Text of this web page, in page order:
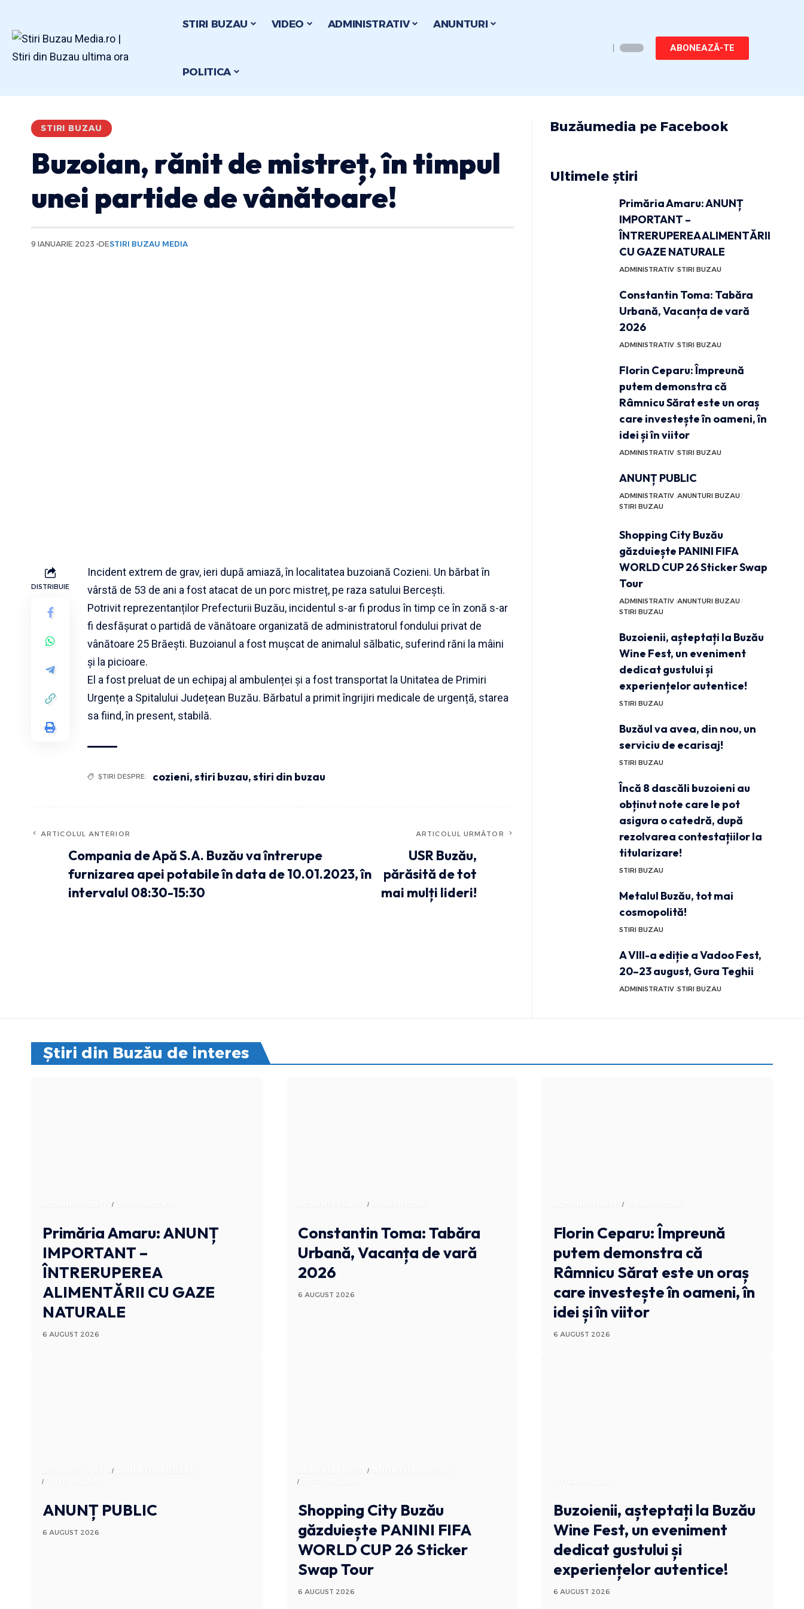
STIRI BUZAU VIDEO ADMINISTRATIV ANUNTURI
POLITICA
ABONEAZĂ-TE
STIRI BUZAU
Buzoian, rănit de mistreț, în timpul
unei partide de vânătoare!
9 IANUARIE 2023 DESTIRI BUZAU MEDIA
DISTRIBUIE
Incident extrem de grav, ieri după amiază, în localitatea buzoiană Cozieni. Un bărbat în
vârstă de 53 de ani a fost atacat de un porc mistreț, pe raza satului Bercești.
Potrivit reprezentanților Prefecturii Buzău, incidentul s-ar fi produs în timp ce în zonă s-ar
fi desfășurat o partidă de vănătoare organizată de administratorul fondului privat de
vânătoare 25 Brăești. Buzoianul a fost mușcat de animalul sălbatic, suferind răni la mâini
și la picioare.
El a fost preluat de un echipaj al ambulenței și a fost transportat la Unitatea de Primiri
Urgențe a Spitalului Județean Buzău. Bărbatul a primit îngrijiri medicale de urgență, starea
sa fiind, în present, stabilă.
ȘTIRI DESPRE: cozieni,stiri buzau,stiri din buzau
ARTICOLUL ANTERIOR
Compania de Apă S.A. Buzău va întrerupe
furnizarea apei potabile în data de 10.01.2023, în
intervalul 08:30-15:30
ARTICOLUL URMĂTOR
USR Buzău,
părăsită de tot
mai mulți lideri!
Buzăumedia pe Facebook
Ultimele știri
Primăria Amaru: ANUNȚ
IMPORTANT –
ÎNTRERUPEREA ALIMENTĂRII
CU GAZE NATURALE
ADMINISTRATIV STIRI BUZAU
Constantin Toma: Tabăra
Urbană, Vacanța de vară
2026
ADMINISTRATIV STIRI BUZAU
Florin Ceparu: Împreună
putem demonstra că
Râmnicu Sărat este un oraș
care investește în oameni, în
idei și în viitor
ADMINISTRATIV STIRI BUZAU
ANUNȚ PUBLIC
ADMINISTRATIV ANUNTURI BUZAU
STIRI BUZAU
Shopping City Buzău
găzduiește PANINI FIFA
WORLD CUP 26 Sticker Swap
Tour
ADMINISTRATIV ANUNTURI BUZAU
STIRI BUZAU
Buzoienii, așteptați la Buzău
Wine Fest, un eveniment
dedicat gustului și
experiențelor autentice!
STIRI BUZAU
Buzăul va avea, din nou, un
serviciu de ecarisaj!
STIRI BUZAU
Încă 8 dascăli buzoieni au
obținut note care le pot
asigura o catedră, după
rezolvarea contestațiilor la
titularizare!
STIRI BUZAU
Metalul Buzău, tot mai
cosmopolită!
STIRI BUZAU
A VIII-a ediție a Vadoo Fest,
20–23 august, Gura Teghii
ADMINISTRATIV STIRI BUZAU
Știri din Buzău de interes
ADMINISTRATIV
Primăria Amaru: ANUNȚ
IMPORTANT –
ÎNTRERUPEREA
ALIMENTĂRII CU GAZE
NATURALE
6 AUGUST 2026
ADMINISTRATIV
Constantin Toma: Tabăra
Urbană, Vacanța de vară
2026
6 AUGUST 2026
ADMINISTRATIV
Florin Ceparu: Împreună
putem demonstra că
Râmnicu Sărat este un oraș
care investește în oameni, în
idei și în viitor
6 AUGUST 2026
ADMINISTRATIV
ANUNȚ PUBLIC
6 AUGUST 2026
ADMINISTRATIV
Shopping City Buzău
găzduiește PANINI FIFA
WORLD CUP 26 Sticker
Swap Tour
6 AUGUST 2026
Buzoienii, așteptați la Buzău
Wine Fest, un eveniment
dedicat gustului și
experiențelor autentice!
6 AUGUST 2026